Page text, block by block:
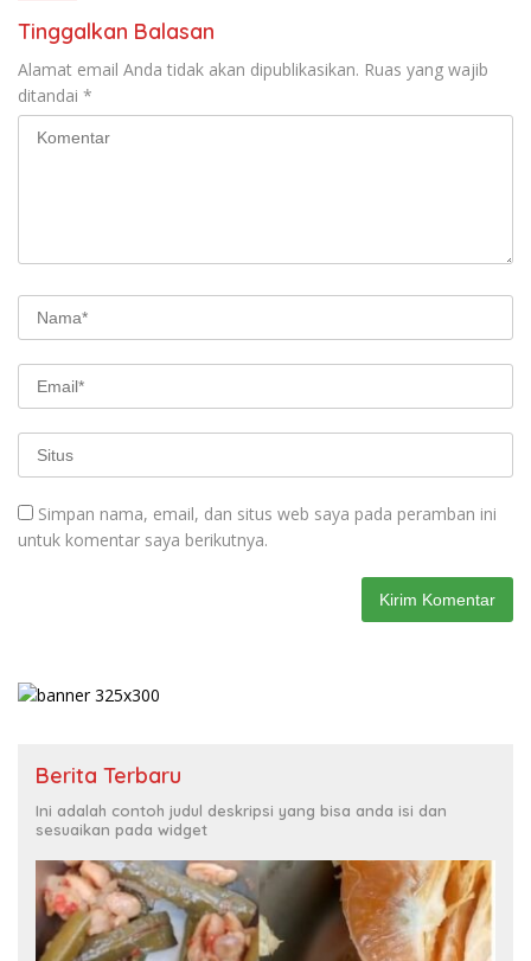
Tinggalkan Balasan
Alamat email Anda tidak akan dipublikasikan. Ruas yang wajib
ditandai *
Simpan nama, email, dan situs web saya pada peramban ini
untuk komentar saya berikutnya.
Berita Terbaru
Ini adalah contoh judul deskripsi yang bisa anda isi dan
sesuaikan pada widget